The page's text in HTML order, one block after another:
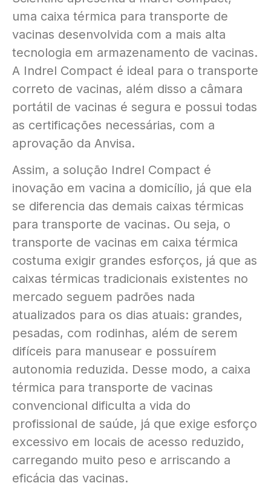
uma caixa térmica para transporte de
vacinas desenvolvida com a mais alta
tecnologia em armazenamento de vacinas.
A Indrel Compact é ideal para o transporte
correto de vacinas, além disso a câmara
portátil de vacinas é segura e possui todas
as certificações necessárias, com a
aprovação da Anvisa.
Assim, a solução Indrel Compact é
inovação em vacina a domicílio, já que ela
se diferencia das demais caixas térmicas
para transporte de vacinas. Ou seja, o
transporte de vacinas em caixa térmica
costuma exigir grandes esforços, já que as
caixas térmicas tradicionais existentes no
mercado seguem padrões nada
atualizados para os dias atuais: grandes,
pesadas, com rodinhas, além de serem
difíceis para manusear e possuírem
autonomia reduzida. Desse modo, a caixa
térmica para transporte de vacinas
convencional dificulta a vida do
profissional de saúde, já que exige esforço
excessivo em locais de acesso reduzido,
carregando muito peso e arriscando a
eficácia das vacinas.